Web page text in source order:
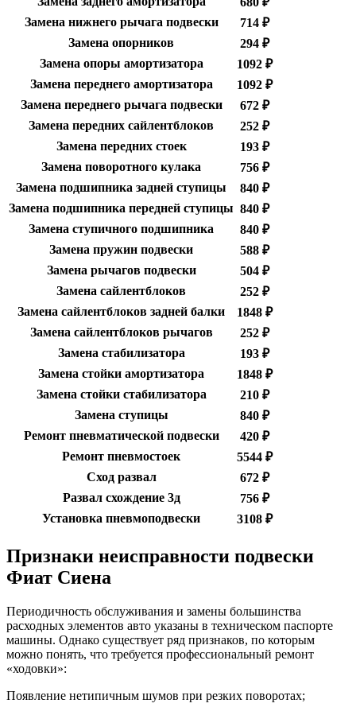
Замена нижнего рычага подвески
714 ₽
Замена опорников
294 ₽
Замена опоры амортизатора
1092 ₽
Замена переднего амортизатора
1092 ₽
Замена переднего рычага подвески
672 ₽
Замена передних сайлентблоков
252 ₽
Замена передних стоек
193 ₽
Замена поворотного кулака
756 ₽
Замена подшипника задней ступицы
840 ₽
Замена подшипника передней ступицы 840 ₽
Замена ступичного подшипника
840 ₽
Замена пружин подвески
588 ₽
Замена рычагов подвески
504 ₽
Замена сайлентблоков
252 ₽
Замена сайлентблоков задней балки
1848 ₽
Замена сайлентблоков рычагов
252 ₽
Замена стабилизатора
193 ₽
Замена стойки амортизатора
1848 ₽
Замена стойки стабилизатора
210 ₽
Замена ступицы
840 ₽
Ремонт пневматической подвески
420 ₽
Ремонт пневмостоек
5544 ₽
Сход развал
672 ₽
Развал схождение 3д
756 ₽
Установка пневмоподвески
3108 ₽
Признаки неисправности подвески
Фиат Сиена
Периодичность обслуживания и замены большинства
расходных элементов авто указаны в техническом паспорте
машины. Однако существует ряд признаков, по которым
можно понять, что требуется профессиональный ремонт
«ходовки»:
Появление нетипичным шумов при резких поворотах;